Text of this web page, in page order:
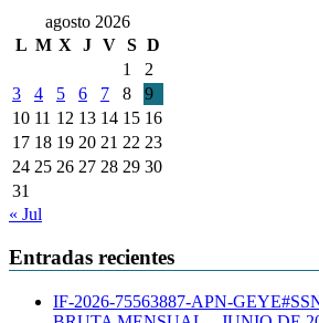
agosto 2026
L M X J V S D
1
2
3
4 5 6 7 8
9
10 11 12 13 14 15 16
17 18 19 20 21 22 23
24 25 26 27 28 29 30
31
« Jul
Entradas recientes
IF-2026-75563887-APN-